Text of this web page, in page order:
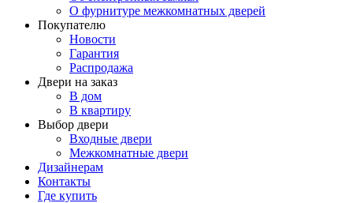
О фурнитуре межкомнатных дверей
Покупателю
Новости
Гарантия
Распродажа
Двери на заказ
В дом
В квартиру
Выбор двери
Входные двери
Межкомнатные двери
Дизайнерам
Контакты
Где купить